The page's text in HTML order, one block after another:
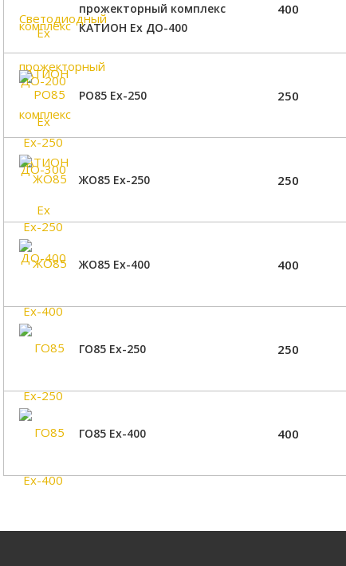
прожекторный комплекс
КАТИОН Ех ДО-400
400
РО85 Ех-250 250
ЖО85 Ех-250 250
ЖО85 Ех-400 400
ГО85 Ех-250 250
ГО85 Ех-400 400